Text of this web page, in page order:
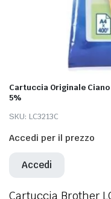
Cartuccia Originale
5%
SKU: LC3213C
Accedi per il prezzo
Accedi
Cartuccia Brother